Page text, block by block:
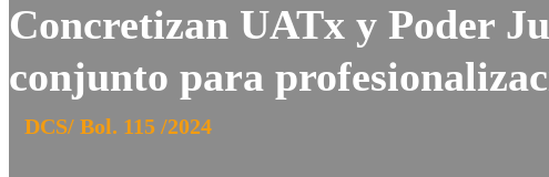
Concretizan UATx y Poder
conjunto para
DCS/ Bol. 115 /2024